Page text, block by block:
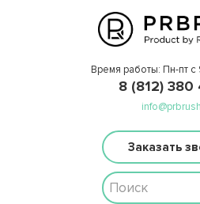
Время работы: Пн-пт
8 (812) 380
Заказать